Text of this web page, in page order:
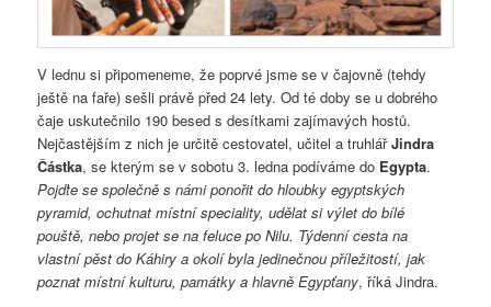
V lednu si připomeneme, že poprvé jsme se v čajovně (tehdy
ještě na faře) sešli právě před 24 lety. Od té doby se u dobrého
čaje uskutečnilo 190 besed s desítkami zajímavých hostů.
Nejčastějším z nich je určitě cestovatel, učitel a truhlářJindra
Částka, se kterým se v sobotu 3. ledna podíváme do Egypta.
Pojďte se společně s námi ponořit do hloubky egyptských
pyramid, ochutnat místní speciality, udělat si výlet do bílé
pouště, nebo projet se na feluce po Nilu. Týdenní cesta na
vlastní pěst do Káhiry a okolí byla jedinečnou příležitostí, jak
poznat místní kulturu, památky a hlavně Egypťany, říká Jindra.